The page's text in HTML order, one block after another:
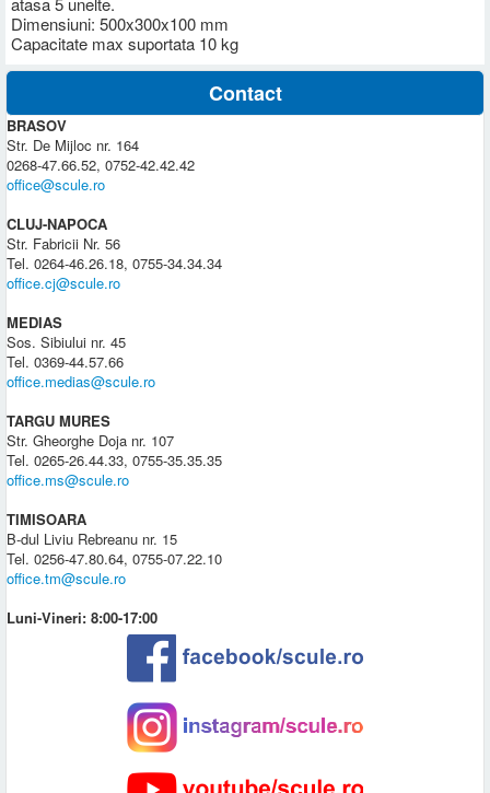
Dimensiuni: 500x300x100 mm
Capacitate max suportata 10 kg
Contact
BRASOV
Str. De Mijloc nr. 164
0268-47.66.52, 0752-42.42.42
office@scule.ro
CLUJ-NAPOCA
Str. Fabricii Nr. 56
Tel. 0264-46.26.18, 0755-34.34.34
office.cj@scule.ro
MEDIAS
Sos. Sibiului nr. 45
Tel. 0369-44.57.66
office.medias@scule.ro
TARGU MURES
Str. Gheorghe Doja nr. 107
Tel. 0265-26.44.33, 0755-35.35.35
office.ms@scule.ro
TIMISOARA
B-dul Liviu Rebreanu nr. 15
Tel. 0256-47.80.64, 0755-07.22.10
office.tm@scule.ro
Luni-Vineri: 8:00-17:00